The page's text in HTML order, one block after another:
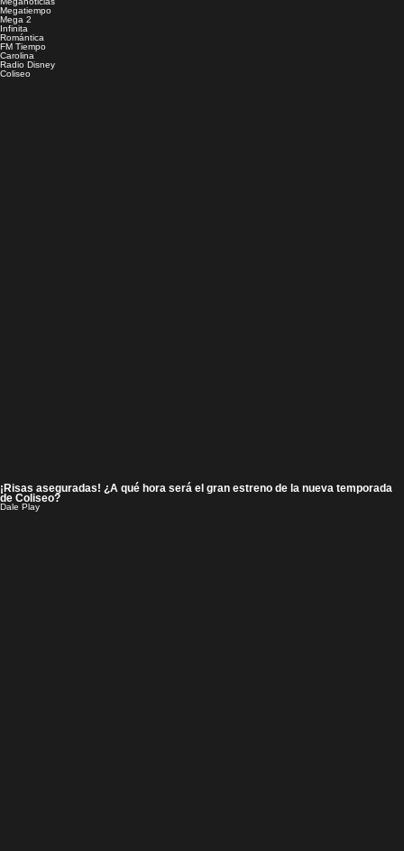
Megatiempo
Mega 2
Infinita
Romántica
FM Tiempo
Carolina
Radio Disney
Coliseo
¡Risas aseguradas! ¿A qué hora será el gran estreno de la nueva temporada
de Coliseo?
Dale Play